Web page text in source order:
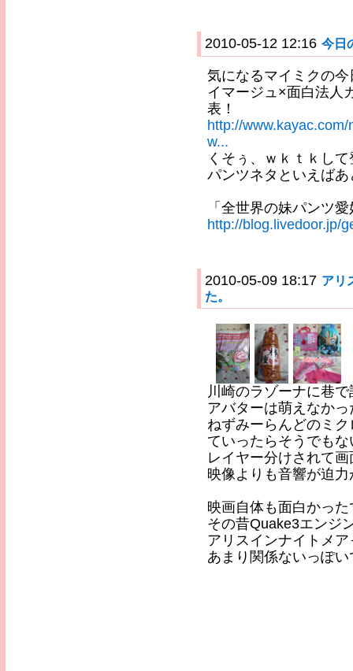
2010-05-12 12:16 今日
気になるマイミクの
イマージュ×面白法人
表！
http://
w...
くそぅ、ｗｋｔｋし
パンツネタといえばあ
「全世界の妹パンツ
http://blog.livedoor.jp/
2010-05-09 18:17 アリ
た。
川崎のラゾーナに巷
アバターは萌えなか
ねずみーらんどのミ
ていったらそうでも
レイヤー分けされて
映像よりも音響が迫
映画自体も面白かっ
その昔Quake3エンジ
アリスインナイトメ
あまり関係ないっぽ